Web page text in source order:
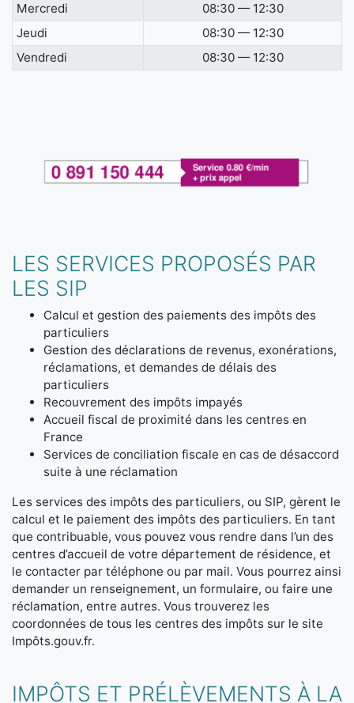
Mercredi
08:30 — 12:30
Jeudi
08:30 — 12:30
Vendredi
08:30 — 12:30
LES SERVICES PROPOSÉS PAR
LES SIP
Calcul et gestion des paiements des impôts des
particuliers
Gestion des déclarations de revenus, exonérations,
réclamations, et demandes de délais des
particuliers
Recouvrement des impôts impayés
Accueil fiscal de proximité dans les centres en
France
Services de conciliation fiscale en cas de désaccord
suite à une réclamation
Les services des impôts des particuliers, ou SIP, gèrent le
calcul et le paiement des impôts des particuliers. En tant
que contribuable, vous pouvez vous rendre dans l’un des
centres d’accueil de votre département de résidence, et
le contacter par téléphone ou par mail. Vous pourrez ainsi
demander un renseignement, un formulaire, ou faire une
réclamation, entre autres. Vous trouverez les
coordonnées de tous les centres des impôts sur le site
Impôts.gouv.fr.
IMPÔTS ET PRÉLÈVEMENTS À LA